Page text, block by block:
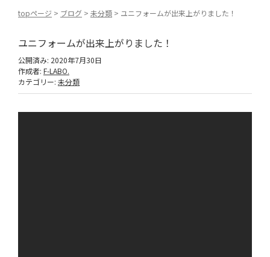
topページ > ブログ > 未分類 > ユニフォームが出来上がりました！
ユニフォームが出来上がりました！
公開済み: 2020年7月30日
作成者: F-LABO.
カテゴリー: 未分類